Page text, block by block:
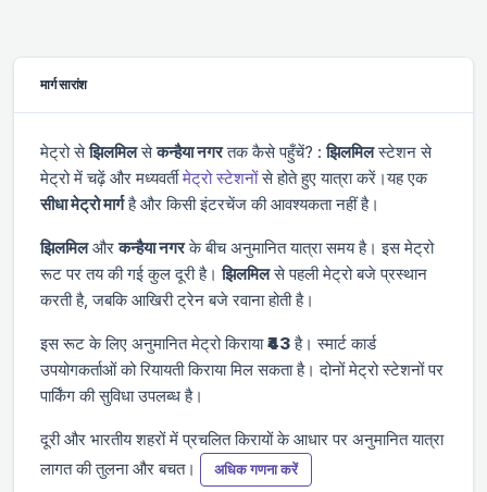
मार्ग सारांश
मेट्रो सेझिलमिलसेकन्हैया नगरतक कैसे पहुँचें? :झिलमिलस्टेशन से
मेट्रो में चढ़ें औरमध्यवर्तीमेट्रो स्टेशनोंसे होते हुए यात्रा करें।यह एक
सीधा मेट्रो मार्गहै और किसी इंटरचेंज की आवश्यकता नहीं है।
झिलमिलऔरकन्हैया नगरके बीच अनुमानित यात्रा समयहै। इस मेट्रो
रूट पर तय की गई कुल दूरीहै।झिलमिलसे पहली मेट्रोबजे प्रस्थान
करती है, जबकि आखिरी ट्रेनबजे रवाना होती है।
इस रूट के लिए अनुमानित मेट्रो किराया₹43है। स्मार्ट कार्ड
उपयोगकर्ताओं को रियायती किराया मिल सकता है। दोनों मेट्रो स्टेशनों पर
पार्किंग की सुविधा उपलब्ध है।
दूरी और भारतीय शहरों में प्रचलित किरायों के आधार पर अनुमानित यात्रा
लागत की तुलना और बचत।
अधिक गणना करें